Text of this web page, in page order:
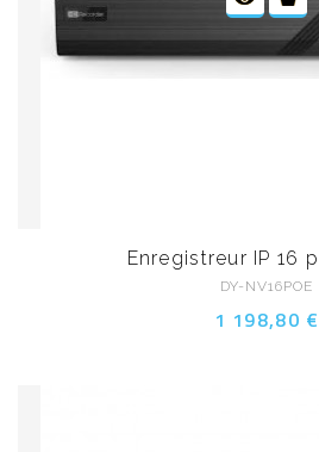
Enregistreur IP 16
DY-NV16POE
1 198,80 €